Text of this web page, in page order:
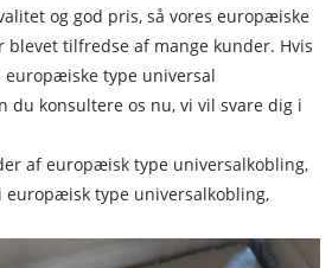
og god pris, så vores europæiske
blevet tilfredse af mange kunder. Hvis
type universal
du konsultere os nu, vi vil svare dig i
af europæisk type universalkobling,
europæisk type universalkobling,